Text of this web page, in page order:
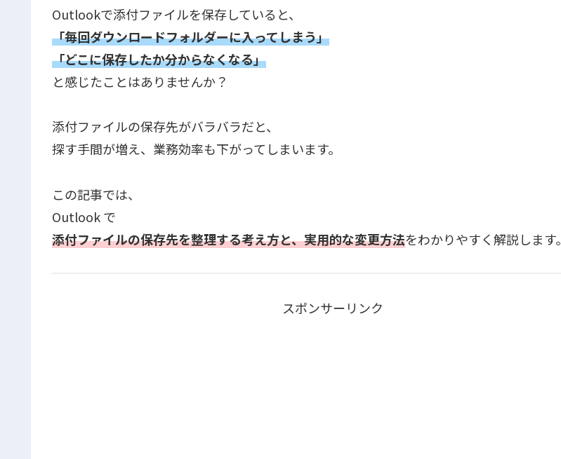
Outlookで添付ファイルを保存していると、
「毎回ダウンロードフォルダーに入ってしまう」
「どこに保存したか分からなくなる」
と感じたことはありませんか？
添付ファイルの保存先がバラバラだと、
探す手間が増え、業務効率も下がってしまいます。
この記事では、
Outlook で
添付ファイルの保存先を整理する考え方と、実用的な変更方法をわかりやすく解説します。
スポンサーリンク